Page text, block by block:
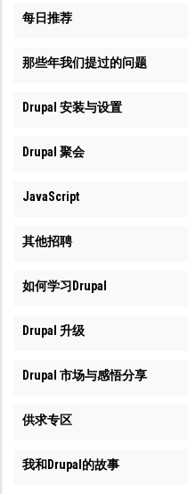
每日推荐
那些年我们提过的问题
Drupal 安装与设置
Drupal 聚会
JavaScript
其他招聘
如何学习Drupal
Drupal 升级
Drupal 市场与感悟分享
供求专区
我和Drupal的故事